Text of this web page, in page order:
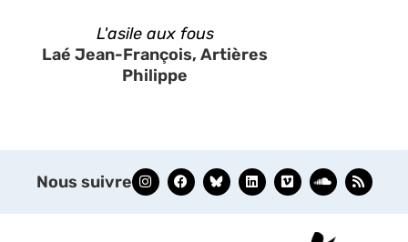
L'asile aux fous
Laé Jean-François, Artières
Philippe
Nous suivre